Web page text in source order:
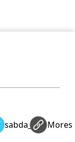
sabda_ylsaMores